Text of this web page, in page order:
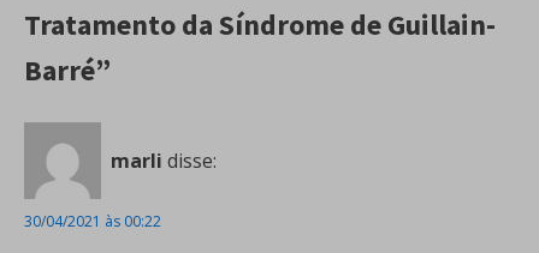
Tratamento da Síndrome de Guillain-
Barré”
marli disse:
30/04/2021 às 00:22